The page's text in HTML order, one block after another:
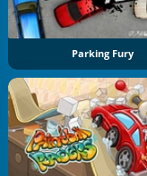
Parking Fury